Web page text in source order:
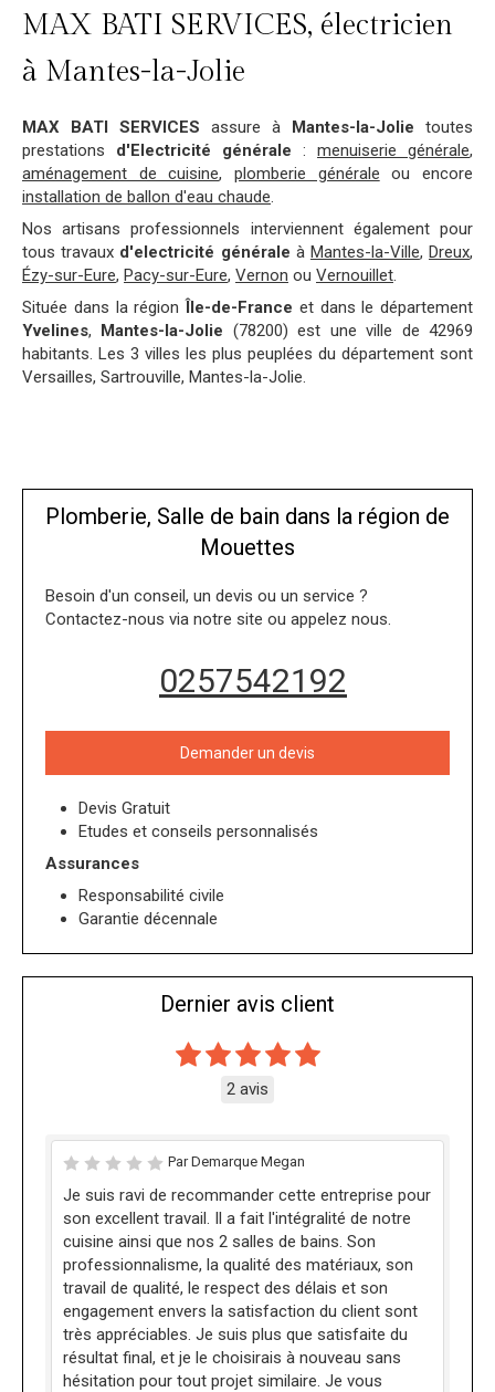
MAX BATI SERVICES, électricien
à Mantes-la-Jolie
MAX BATI SERVICES assure à Mantes-la-Jolie toutes
prestations d'Electricité générale : menuiserie générale,
aménagement de cuisine,plomberie générale ou encore
installation de ballon d'eau chaude.
Nos artisans professionnels interviennent également pour
tous travaux d'electricité générale à Mantes-la-Ville,Dreux,
Ézy-sur-Eure, Pacy-sur-Eure, Vernon ou Vernouillet.
Située dans la régionÎle-de-France et dans le département
Yvelines, Mantes-la-Jolie (78200) est une ville de 42969
habitants. Les 3 villes les plus peuplées du département sont
Versailles, Sartrouville, Mantes-la-Jolie.
Plomberie, Salle de bain dans la région de
Mouettes
Besoin d'un conseil, un devis ou un service ?
Contactez-nous via notre site ou appelez nous.
0257542192
Demander un devis
Devis Gratuit
Etudes et conseils personnalisés
Assurances
Responsabilité civile
Garantie décennale
Dernier avis client
2 avis
Par Demarque Megan
Je suis ravi de recommander cette entreprise pour
son excellent travail. Il a fait l'intégralité de notre
cuisine ainsi que nos 2 salles de bains. Son
professionnalisme, la qualité des matériaux, son
travail de qualité, le respect des délais et son
engagement envers la satisfaction du client sont
très appréciables. Je suis plus que satisfaite du
résultat final, et je le choisirais à nouveau sans
hésitation pour tout projet similaire. Je vous